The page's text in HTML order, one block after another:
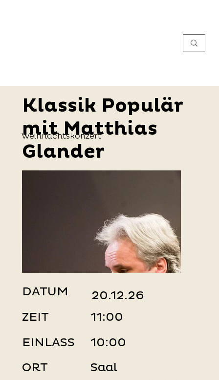
Klassik Populär
mit Matthias
Glander
Weihnachtskonzert
DATUM 20.12.26
EINLASS
10:00
ORT
Saal
ZEIT 11:00